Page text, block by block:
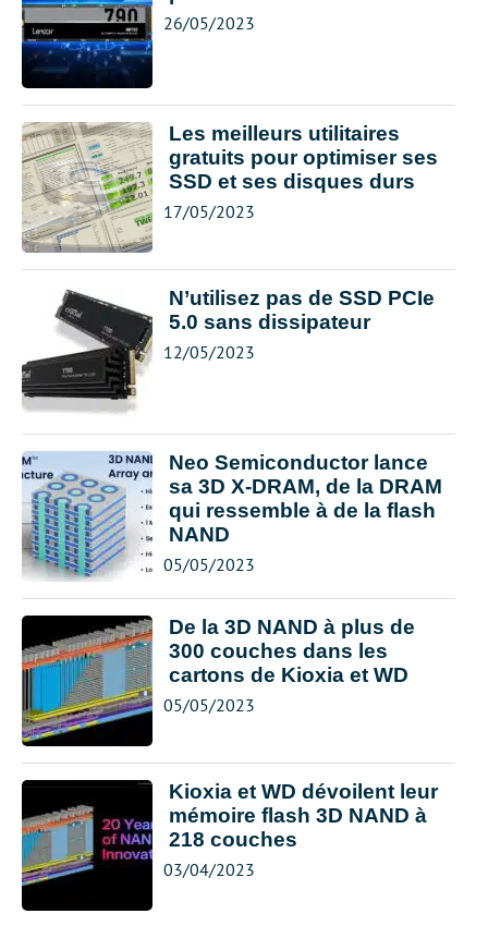
26/05/2023
Les meilleurs utilitaires
gratuits pour optimiser ses
SSD et ses disques durs
17/05/2023
N’utilisez pas de SSD PCIe
5.0 sans dissipateur
12/05/2023
Neo Semiconductor lance
sa 3D X-DRAM, de la DRAM
qui ressemble à de la flash
NAND
05/05/2023
De la 3D NAND à plus de
300 couches dans les
cartons de Kioxia et WD
05/05/2023
Kioxia et WD dévoilent leur
mémoire flash 3D NAND à
218 couches
03/04/2023